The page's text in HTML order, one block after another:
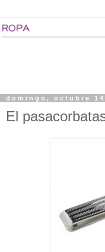
domingo, octubre
El